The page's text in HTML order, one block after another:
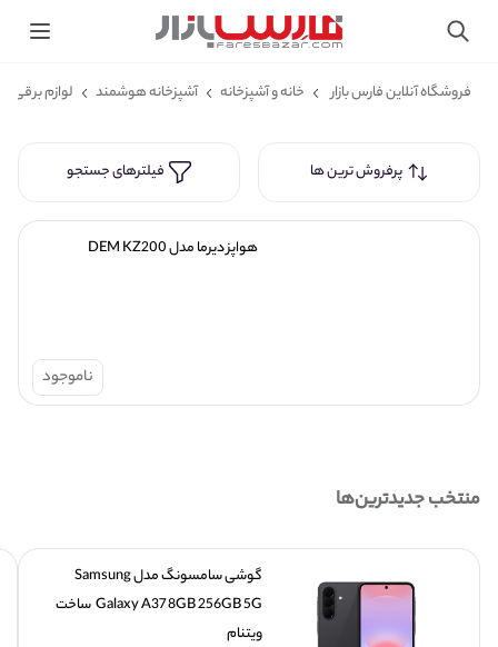
فروشگاه آنلاین فارس بازار خانه و آشپزخانه آشپزخانه هوشمند لوازم برقی
پرفروش ترین ها فیلترهای جستجو
هواپز دیرما مدل DEM KZ200
ناموجود
منتخب جدیدترین‌ها
ویتنام